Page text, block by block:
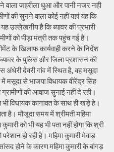
जहरीला धुआ और पानी नजर नही
की सुनने वाला कोई नहीं यहां यह कि
उल्लेखनीय है कि ब्यावर की प्रभारी
को पीड़ा मंत्री तक पहुंच गई है।
के खिलाफ कार्यवाही करने के निर्देश
ब्यावर के पुलिस और जिला प्रशासन की
अंधेरी देवरी गांव में स्थित है, वह मसूदा
मसूदा से भाजपा विधायक वीरेंद्र सिंह
की आवाज सुनाई नहीं दे रही।
भी विधायक कानावत के साथ ही खड़े हे।
है। मौजूदा समय में श्रीमती महिमा
को भी यह भी पता नहीं होगा कि श्री
हो रही है। महिमा कुमारी मेवाड़
होने के कारण महिमा कुमारी के बांगड़